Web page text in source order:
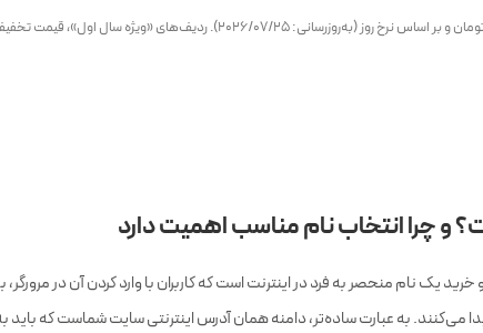
(به‌روزرسانی: 2026/07/25). ردیف‌های «ویژه سال اول»، قیمت تخفیف‌خورده ثبت اولیه است. برای ثبت به
و چرا انتخاب نام مناسب اهمیت دارد
یک نام منحصر به فرد در اینترنت است که کاربران با وارد کردن آن در مرورگر،
به عبارت ساده‌تر، دامنه همان آدرس اینترنتی سایت شماست که باید